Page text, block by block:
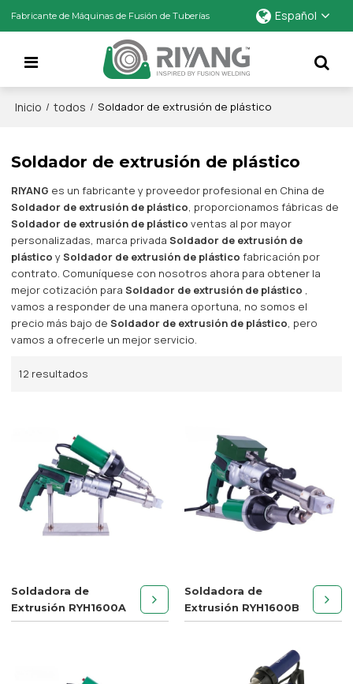
Fabricante de Máquinas de Fusión de Tuberías Español
Inicio / todos / Soldador de extrusión de plástico
Soldador de extrusión de plástico
RIYANG es un fabricante y proveedor profesional en China de
Soldador de extrusión de plástico, proporcionamos fábricas de
Soldador de extrusión de plástico ventas al por mayor
personalizadas, marca privadaSoldador de extrusión de
plástico ySoldador de extrusión de plástico fabricación por
contrato. Comuníquese con nosotros ahora para obtener la
mejor cotización paraSoldador de extrusión de plástico ,
vamos a responder de una manera oportuna, no somos el
precio más bajo deSoldador de extrusión de plástico, pero
vamos a ofrecerle un mejor servicio.
12 resultados
Soldadora de
Extrusión RYH1600A
Soldadora de
Extrusión RYH1600B